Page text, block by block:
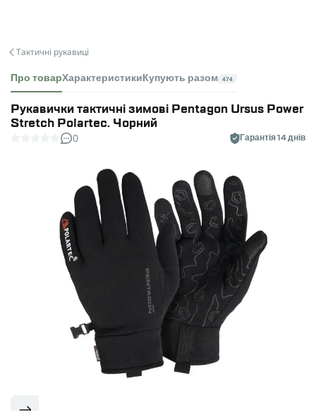
Тактичні рукавиці
Про товарХарактеристики Купують разом 474
Рукавички тактичні зимові Pentagon Ursus Power
Stretch Polartec. Чорний
0 Гарантія 14 днів